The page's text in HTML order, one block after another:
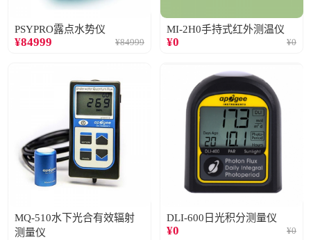
PSYPRO露点水势仪
¥84999 ¥84999
MI-2H0手持式红外测温仪
¥0 ¥0
MQ-510水下光合有效辐射
测量仪
DLI-600日光积分测量仪
¥0 ¥0